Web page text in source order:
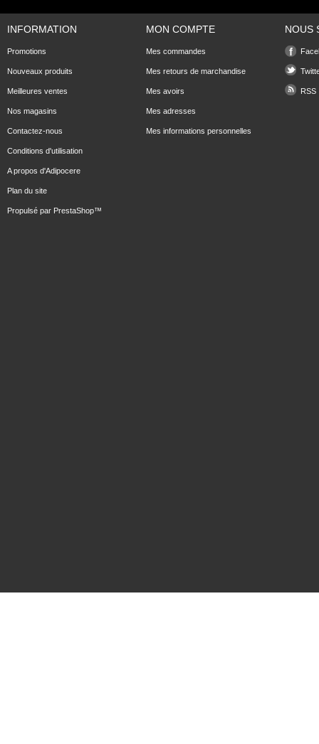
INFORMATION
Promotions
Nouveaux produits
Meilleures ventes
Nos magasins
Contactez-nous
Conditions d'utilisation
A propos d'Adipocere
Plan du site
Propulsé par PrestaShop™
MON COMPTE
Mes commandes
Mes retours de marchandise
Mes avoirs
Mes adresses
Mes informations personnelles
NOUS
RSS